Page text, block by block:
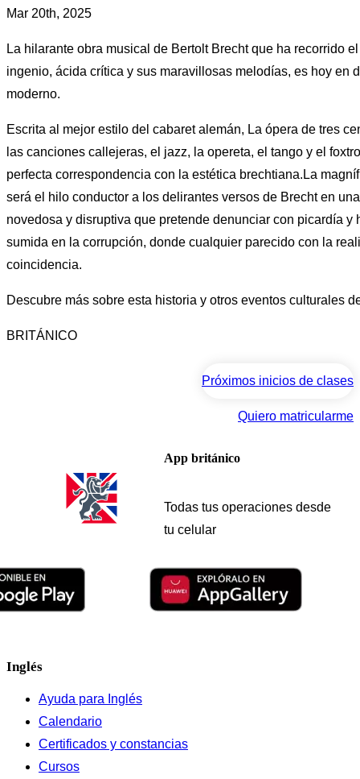
Mar 20th, 2025
La hilarante obra musical de Bertolt Brecht que ha recorrido
ingenio, ácida crítica y sus maravillosas melodías, es hoy en
moderno.
Escrita al mejor estilo del cabaret alemán, La ópera de tres
las canciones callejeras, el jazz, la opereta, el tango y el
perfecta correspondencia con la estética brechtiana.La
será el hilo conductor a los delirantes versos de Brecht en
novedosa y disruptiva que pretende denunciar con picardía y
sumida en la corrupción, donde cualquier parecido con la
coincidencia.
Descubre más sobre esta historia y otros eventos culturales
BRITÁNICO
Próximos inicios de clases
Quiero matricularme
App británico
Todas tus operaciones desde
tu celular
Inglés
Ayuda para Inglés
Calendario
Certificados y constancias
Cursos